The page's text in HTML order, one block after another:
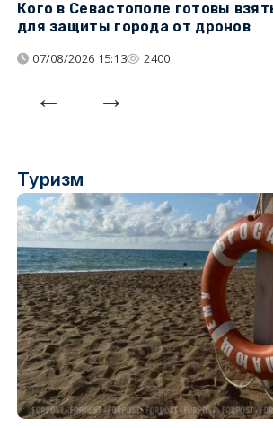
Кого в Севастополе готовы
для защиты города от дронов
07/08/2026 15:13 2400
Туризм